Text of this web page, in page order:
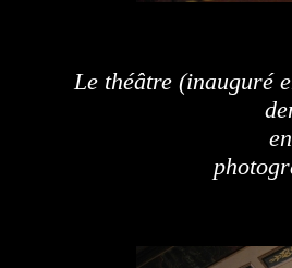
Le théâtre (inauguré